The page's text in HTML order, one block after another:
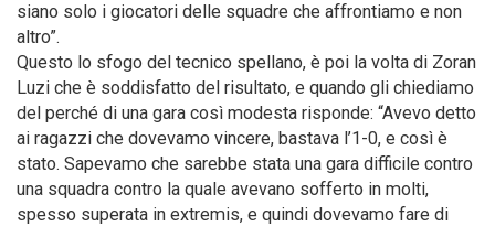
siano solo i giocatori delle squadre che affrontiamo e non
altro”.
Questo lo sfogo del tecnico spellano, è poi la volta di Zoran
Luzi che è soddisfatto del risultato, e quando gli chiediamo
del perché di una gara così modesta risponde: “Avevo detto
ai ragazzi che dovevamo vincere, bastava l’1-0, e così è
stato. Sapevamo che sarebbe stata una gara difficile contro
una squadra contro la quale avevano sofferto in molti,
spesso superata in extremis, e quindi dovevamo fare di